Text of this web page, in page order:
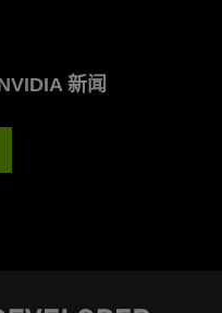
新闻